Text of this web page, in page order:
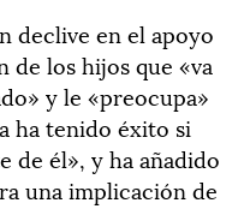
declive en el apoyo
de los hijos que «va
y le «preocupa»
ha tenido éxito si
de él», y ha añadido
una implicación de